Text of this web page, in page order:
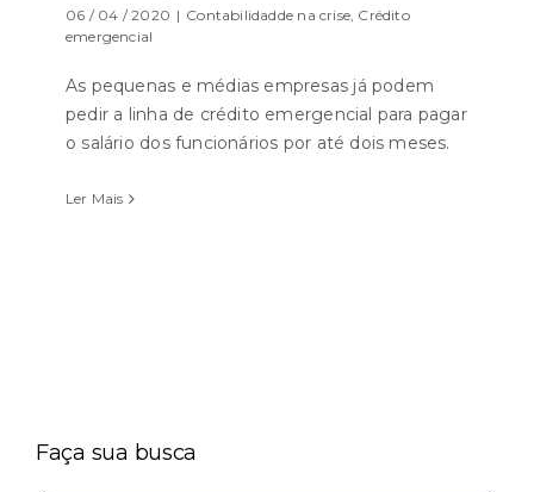
06 / 04 / 2020 | Contabilidadde na crise, Crédito
emergencial
As pequenas e médias empresas já podem
pedir a linha de crédito emergencial para pagar
o salário dos funcionários por até dois meses.
Ler Mais
Faça sua busca